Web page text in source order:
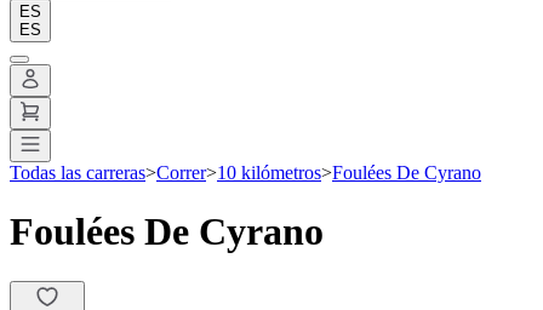
ES
ES
Todas las carreras>Correr>10 kilómetros>Foulées De Cyrano
Foulées De Cyrano